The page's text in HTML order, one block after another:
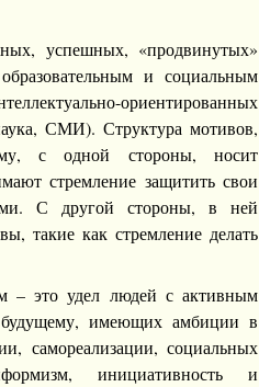
успешных, «продвинутых»
и социальным
ориентированных
СМИ). Структура мотивов,
с одной стороны, носит
стремление защитить свои
С другой стороны, в ней
такие как стремление делать
– это удел людей с активным
имеющих амбиции в
самореализации, социальных
инициативность и